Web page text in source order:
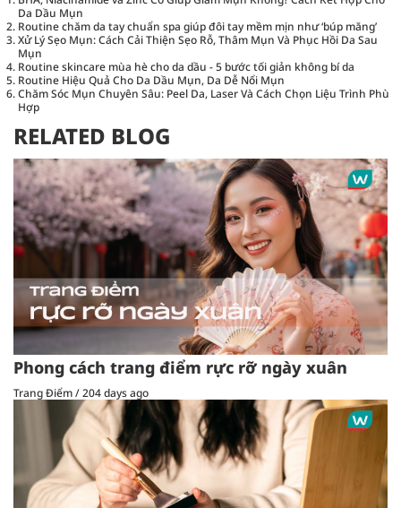
Da Dầu Mụn
Routine chăm da tay chuẩn spa giúp đôi tay mềm mịn như ‘búp măng’
Xử Lý Sẹo Mụn: Cách Cải Thiện Sẹo Rỗ, Thâm Mụn Và Phục Hồi Da Sau
Mụn
Routine skincare mùa hè cho da dầu - 5 bước tối giản không bí da
Routine Hiệu Quả Cho Da Dầu Mụn, Da Dễ Nổi Mụn
Chăm Sóc Mụn Chuyên Sâu: Peel Da, Laser Và Cách Chọn Liệu Trình Phù
Hợp
RELATED BLOG
Phong cách trang điểm rực rỡ ngày xuân
Trang Điểm/204 days ago